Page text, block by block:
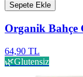
Sepete Ekle
Organik Bahçe
64,90 TL
🌿Glutensiz